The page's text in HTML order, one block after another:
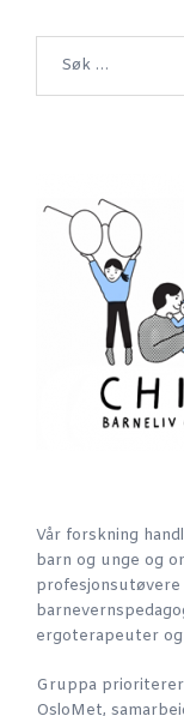
etter:
Vår forskning
barn og unge og
ergoterapeuter
Gruppa
OsloMet,